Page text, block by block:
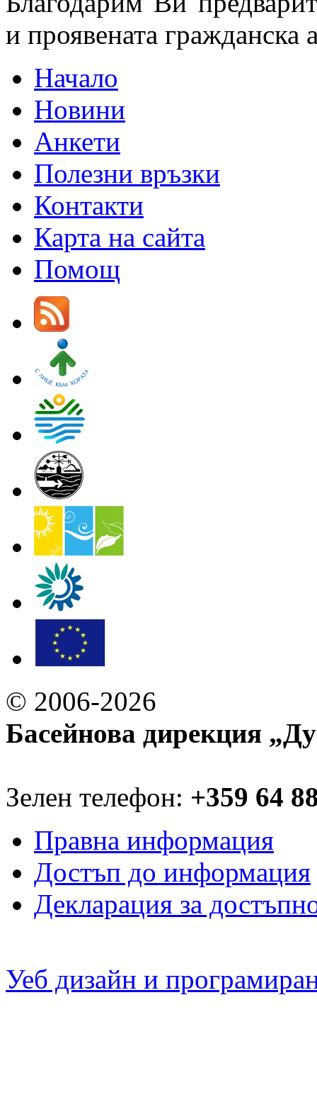
и проявената гражданска
Начало
Новини
Анкети
Полезни връзки
Контакти
Карта на сайта
Помощ
© 2006-2026
Басейнова дирекция
Зелен телефон: +359 64
Правна информация
Достъп до информация
Декларация за
Уеб дизайн и